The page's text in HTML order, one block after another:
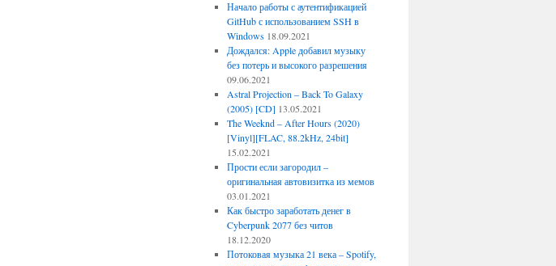
Начало работы с аутентификацией
GitHub с использованием SSH в
Windows 18.09.2021
Дождался: Apple добавил музыку
без потерь и высокого разрешения
09.06.2021
Astral Projection – Back To Galaxy
(2005) [CD] 13.05.2021
The Weeknd – After Hours (2020)
[Vinyl][FLAC, 88.2kHz, 24bit]
15.02.2021
Прости если загородил –
оригинальная автовизитка из мемов
03.01.2021
Как быстро заработать денег в
Cyberpunk 2077 без читов
18.12.2020
Потоковая музыка 21 века – Spotify,